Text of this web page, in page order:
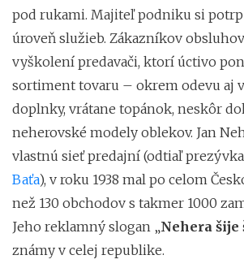
pod rukami. Majiteľ podniku si
úroveň služieb. Zákazníkov
vyškolení predavači, ktorí úctivo
sortiment tovaru – okrem odevu aj
doplnky, vrátane topánok, neskôr
neherovské modely oblekov. Jan
vlastnú sieť predajní (odtiaľ prezývka
Baťa), v roku 1938 mal po celom
než 130 obchodov s takmer 1000
Jeho reklamný slogan „Nehera šije
známy v celej republike.